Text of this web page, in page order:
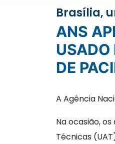
Brasília,
ANS APROVA REALIZAÇÃO DE CONSULTA PÚBLICA PARA MEDICAMENTO
USADO
DE
A Agência
Na ocasião,
Técnicas